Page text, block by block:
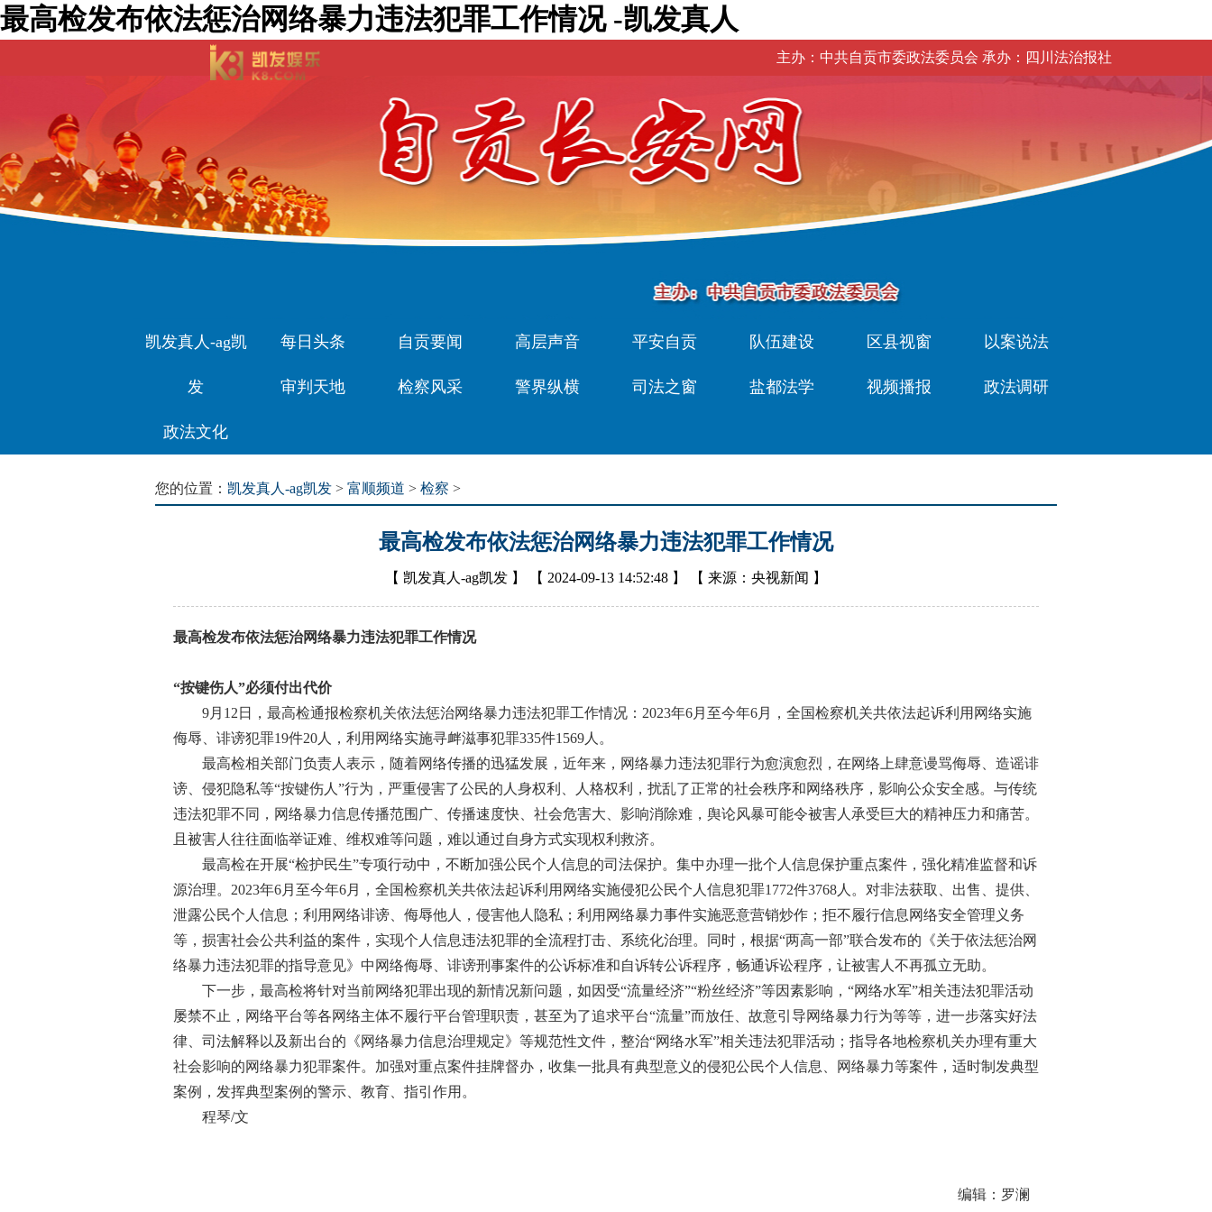
最高检发布依法惩治网络暴力违法犯罪工作情况 -凯发真人
主办：中共自贡市委政法委员会 承办：四川法治报社
凯发真人-ag凯
发
每日头条 自贡要闻 高层声音 平安自贡 队伍建设 区县视窗 以案说法
审判天地 检察风采 警界纵横 司法之窗 盐都法学 视频播报 政法调研
政法文化
您的位置： 凯发真人-ag凯发 > 富顺频道 > 检察 >
最高检发布依法惩治网络暴力违法犯罪工作情况
【 凯发真人-ag凯发 】 【 2024-09-13 14:52:48 】 【 来源：央视新闻 】
最高检发布依法惩治网络暴力违法犯罪工作情况
“按键伤人”必须付出代价
9月12日，最高检通报检察机关依法惩治网络暴力违法犯罪工作情况：2023年6月至今年6月，全国检察机关共依法起诉利用网络实施
侮辱、诽谤犯罪19件20人，利用网络实施寻衅滋事犯罪335件1569人。
最高检相关部门负责人表示，随着网络传播的迅猛发展，近年来，网络暴力违法犯罪行为愈演愈烈，在网络上肆意谩骂侮辱、造谣诽
谤、侵犯隐私等“按键伤人”行为，严重侵害了公民的人身权利、人格权利，扰乱了正常的社会秩序和网络秩序，影响公众安全感。与传统
违法犯罪不同，网络暴力信息传播范围广、传播速度快、社会危害大、影响消除难，舆论风暴可能令被害人承受巨大的精神压力和痛苦。
且被害人往往面临举证难、维权难等问题，难以通过自身方式实现权利救济。
最高检在开展“检护民生”专项行动中，不断加强公民个人信息的司法保护。集中办理一批个人信息保护重点案件，强化精准监督和诉
源治理。2023年6月至今年6月，全国检察机关共依法起诉利用网络实施侵犯公民个人信息犯罪1772件3768人。对非法获取、出售、提供、
泄露公民个人信息；利用网络诽谤、侮辱他人，侵害他人隐私；利用网络暴力事件实施恶意营销炒作；拒不履行信息网络安全管理义务
等，损害社会公共利益的案件，实现个人信息违法犯罪的全流程打击、系统化治理。同时，根据“两高一部”联合发布的《关于依法惩治网
络暴力违法犯罪的指导意见》中网络侮辱、诽谤刑事案件的公诉标准和自诉转公诉程序，畅通诉讼程序，让被害人不再孤立无助。
下一步，最高检将针对当前网络犯罪出现的新情况新问题，如因受“流量经济”“粉丝经济”等因素影响，“网络水军”相关违法犯罪活动
屡禁不止，网络平台等各网络主体不履行平台管理职责，甚至为了追求平台“流量”而放任、故意引导网络暴力行为等等，进一步落实好法
律、司法解释以及新出台的《网络暴力信息治理规定》等规范性文件，整治“网络水军”相关违法犯罪活动；指导各地检察机关办理有重大
社会影响的网络暴力犯罪案件。加强对重点案件挂牌督办，收集一批具有典型意义的侵犯公民个人信息、网络暴力等案件，适时制发典型
案例，发挥典型案例的警示、教育、指引作用。
程琴/文
编辑：罗澜